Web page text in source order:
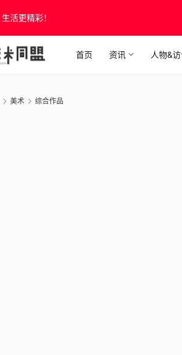
活更精彩！
首页 资讯 人物&
美术 综合作品